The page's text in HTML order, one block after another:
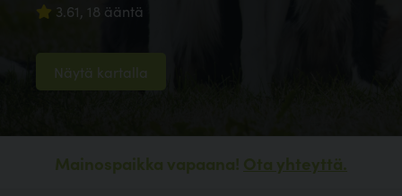
3.61, 18 ääntä
Näytä kartalla
Mainospaikka vapaana! Ota yhteyttä.